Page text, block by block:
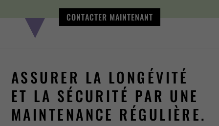
CONTACTER MAINTENANT
ASSURER LA LONGÉVITÉ
ET LA SÉCURITÉ PAR UNE
MAINTENANCE RÉGULIÈRE.